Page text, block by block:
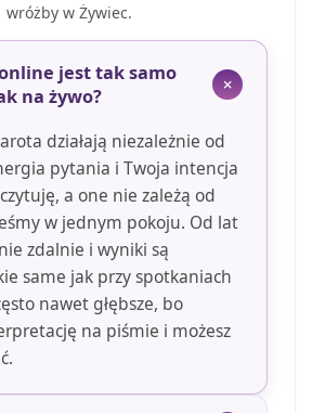
wróżby w Żywiec.
jest tak samo
na żywo?
działają niezależnie od
pytania i Twoja intencja
a one nie zależą od
w jednym pokoju. Od lat
zdalnie i wyniki są
same jak przy spotkaniach
nawet głębsze, bo
na piśmie i możesz